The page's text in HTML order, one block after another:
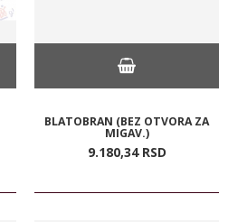
BLATOBRAN (BEZ OTVORA ZA
MIGAV.)
9.180,34 RSD